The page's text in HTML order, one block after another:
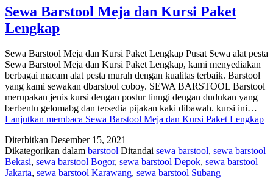
Sewa Barstool Meja dan Kursi Paket
Lengkap
Sewa Barstool Meja dan Kursi Paket Lengkap Pusat Sewa alat pesta
Sewa Barstool Meja dan Kursi Paket Lengkap, kami menyediakan
berbagai macam alat pesta murah dengan kualitas terbaik. Barstool
yang kami sewakan dbarstool coboy. SEWA BARSTOOL Barstool
merupakan jenis kursi dengan postur tinngi dengan dudukan yang
berbentu gelomabg dan tersedia pijakan kaki dibawah. kursi ini…
Lanjutkan membaca Sewa Barstool Meja dan Kursi Paket Lengkap
Diterbitkan Desember 15, 2021
Dikategorikan dalam barstool Ditandai sewa barstool, sewa barstool
Bekasi, sewa barstool Bogor, sewa barstool Depok, sewa barstool
Jakarta, sewa barstool Karawang, sewa barstool Subang